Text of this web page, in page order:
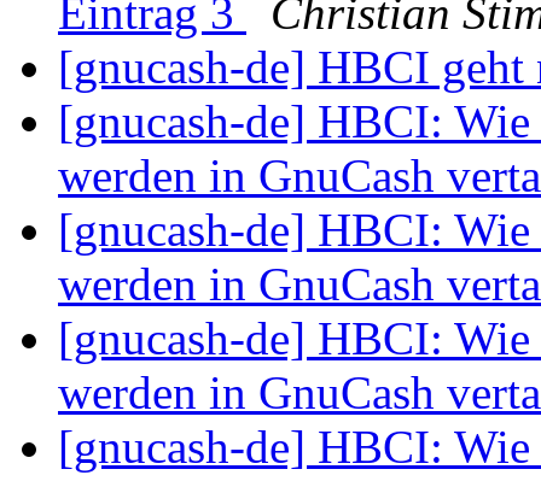
Eintrag 3
Christian
[gnucash-de] HBCI
[gnucash-de] HBCI:
werden in GnuCash
[gnucash-de] HBCI:
werden in GnuCash
[gnucash-de] HBCI:
werden in GnuCash
[gnucash-de] HBCI: